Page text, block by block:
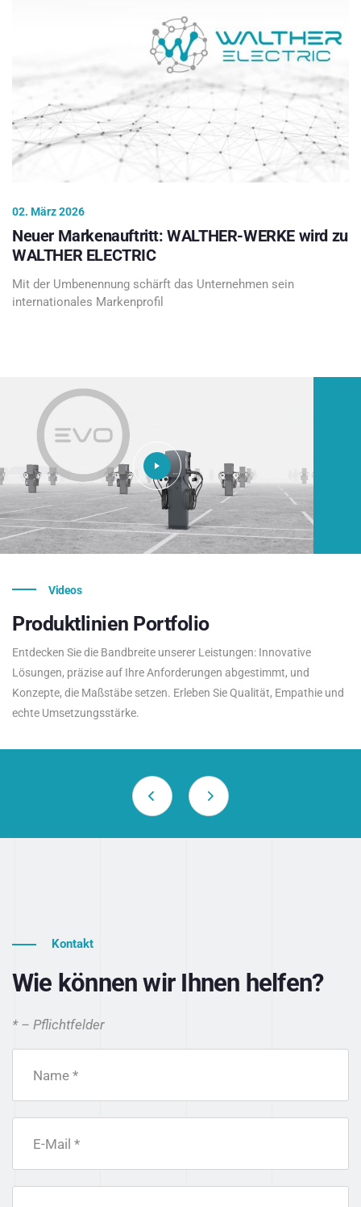
02. März 2026
Neuer Markenauftritt: WALTHER-WERKE wird zu
WALTHER ELECTRIC
Mit der Umbenennung schärft das Unternehmen sein
internationales Markenprofil
Videos
Produktlinien Portfolio
Entdecken Sie die Bandbreite unserer Leistungen: Innovative
Lösungen, präzise auf Ihre Anforderungen abgestimmt, und
Konzepte, die Maßstäbe setzen. Erleben Sie Qualität, Empathie und
echte Umsetzungsstärke.
Kontakt
Wie können wir Ihnen helfen?
* – Pflichtfelder
Name *
E-Mail *